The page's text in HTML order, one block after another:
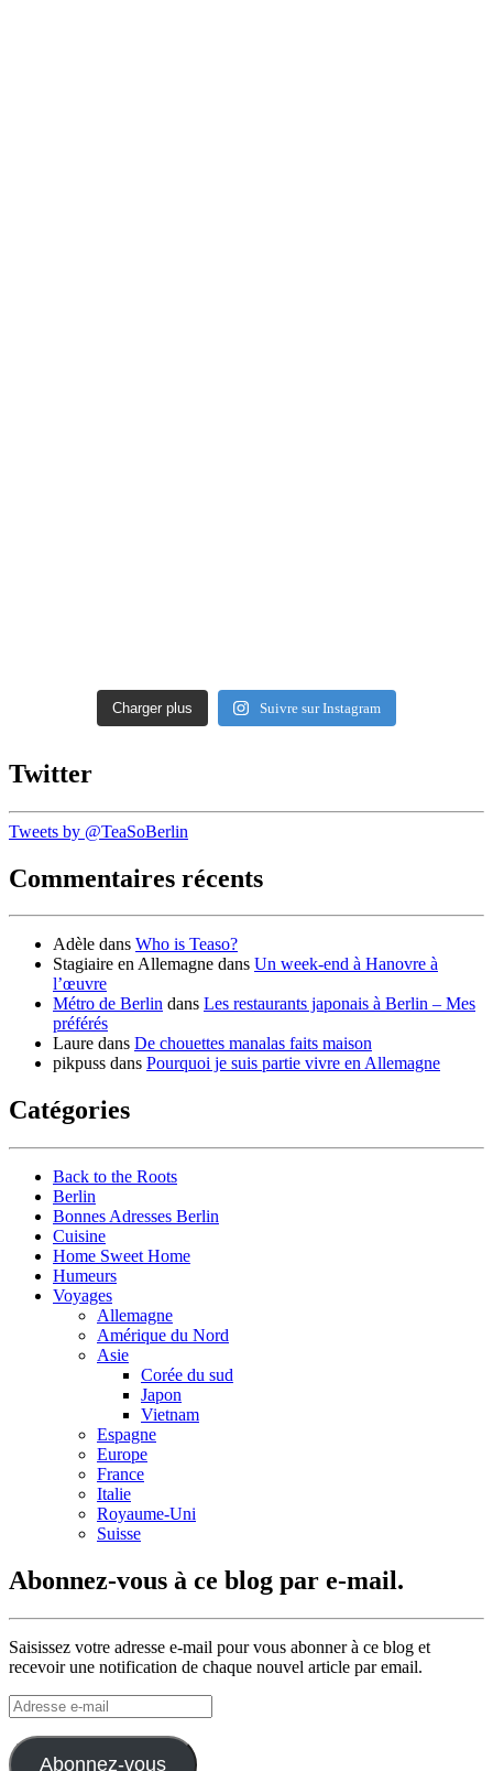
Charger plus Suivre sur Instagram
Twitter
Tweets by @TeaSoBerlin
Commentaires récents
Adèle dans Who is Teaso?
Stagiaire en Allemagne dans Un week-end à Hanovre à
l’œuvre
Métro de Berlin dans Les restaurants japonais à Berlin – Mes
préférés
Laure dans De chouettes manalas faits maison
pikpuss dans Pourquoi je suis partie vivre en Allemagne
Catégories
Back to the Roots
Berlin
Bonnes Adresses Berlin
Cuisine
Home Sweet Home
Humeurs
Voyages
Allemagne
Amérique du Nord
Asie
Corée du sud
Japon
Vietnam
Espagne
Europe
France
Italie
Royaume-Uni
Suisse
Abonnez-vous à ce blog par e-mail.
Saisissez votre adresse e-mail pour vous abonner à ce blog et
recevoir une notification de chaque nouvel article par email.
Adresse
e-
mail
Abonnez-vous